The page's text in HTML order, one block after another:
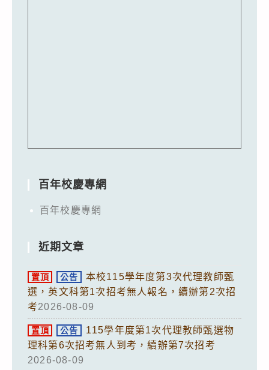
百年校慶專網
百年校慶專網
近期文章
置頂 公告
本校115學年度第3次代理教師甄
選，英文科第1次招考無人報名，續辦第2次招
考2026-08-09
置頂 公告
115學年度第1次代理教師甄選物
理科第6次招考無人到考，續辦第7次招考
2026-08-09